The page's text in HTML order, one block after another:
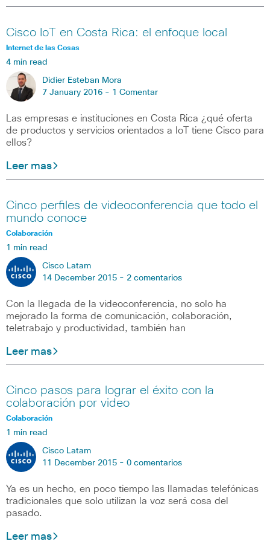
Cisco IoT en Costa Rica: el enfoque local
Internet de las Cosas
4 min read
Didier Esteban Mora
7 January 2016 - 1 Comentar
Las empresas e instituciones en Costa Rica ¿qué oferta
de productos y servicios orientados a IoT tiene Cisco para
ellos?
Leer mas
Cinco perfiles de videoconferencia que todo el
mundo conoce
Colaboración
1 min read
Cisco Latam
14 December 2015 - 2 comentarios
Con la llegada de la videoconferencia, no solo ha
mejorado la forma de comunicación, colaboración,
teletrabajo y productividad, también han
Leer mas
Cinco pasos para lograr el éxito con la
colaboración por video
Colaboración
1 min read
Cisco Latam
11 December 2015 - 0 comentarios
Ya es un hecho, en poco tiempo las llamadas telefónicas
tradicionales que solo utilizan la voz será cosa del
pasado.
Leer mas